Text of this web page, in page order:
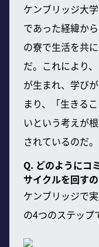
ケンブリッジ大
であった経緯か
の寮で生活を共
だ。これにより
が生まれ、学び
まり、「生きる
いという考えが
されているのだ。
Q. どのようにコ
サイクルを回す
ケンブリッジで
の4つのステップ